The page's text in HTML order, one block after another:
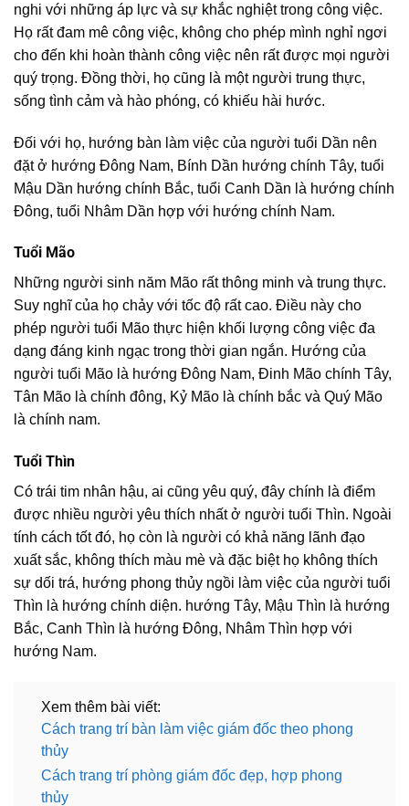
nghi với những áp lực và sự khắc nghiệt trong công việc.
Họ rất đam mê công việc, không cho phép mình nghỉ ngơi
cho đến khi hoàn thành công việc nên rất được mọi người
quý trọng. Đồng thời, họ cũng là một người trung thực,
sống tình cảm và hào phóng, có khiếu hài hước.
Đối với họ, hướng bàn làm việc của người tuổi Dần nên
đặt ở hướng Đông Nam, Bính Dần hướng chính Tây, tuổi
Mậu Dần hướng chính Bắc, tuổi Canh Dần là hướng chính
Đông, tuổi Nhâm Dần hợp với hướng chính Nam.
Tuổi Mão
Những người sinh năm Mão rất thông minh và trung thực.
Suy nghĩ của họ chảy với tốc độ rất cao. Điều này cho
phép người tuổi Mão thực hiện khối lượng công việc đa
dạng đáng kinh ngạc trong thời gian ngắn. Hướng của
người tuổi Mão là hướng Đông Nam, Đinh Mão chính Tây,
Tân Mão là chính đông, Kỷ Mão là chính bắc và Quý Mão
là chính nam.
Tuổi Thìn
Có trái tim nhân hậu, ai cũng yêu quý, đây chính là điểm
được nhiều người yêu thích nhất ở người tuổi Thìn. Ngoài
tính cách tốt đó, họ còn là người có khả năng lãnh đạo
xuất sắc, không thích màu mè và đặc biệt họ không thích
sự dối trá, hướng phong thủy ngồi làm việc của người tuổi
Thìn là hướng chính diện. hướng Tây, Mậu Thìn là hướng
Bắc, Canh Thìn là hướng Đông, Nhâm Thìn hợp với
hướng Nam.
Xem thêm bài viết:
Cách trang trí bàn làm việc giám đốc theo phong
thủy
Cách trang trí phòng giám đốc đẹp, hợp phong
thủy